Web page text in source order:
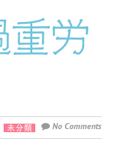
重労
未分類 No Comments